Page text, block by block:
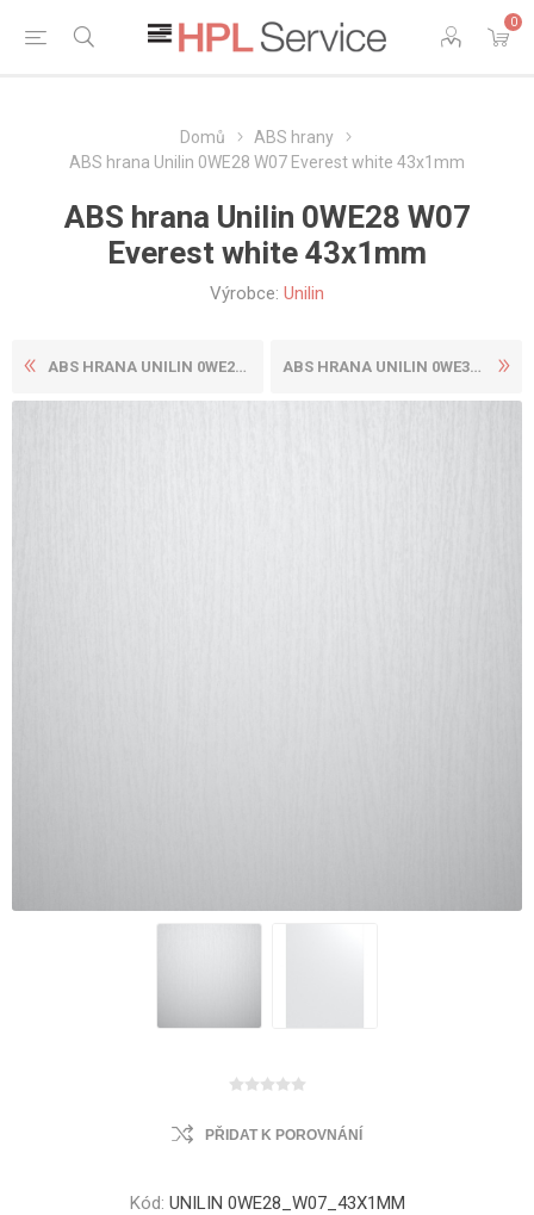
0
Domů
ABS hrany
ABS hrana Unilin 0WE28 W07 Everest white 43x1mm
ABS hrana Unilin 0WE28 W07
Everest white 43x1mm
Výrobce: Unilin
ABS HRANA UNILIN 0WE28 W07 ... ABS HRANA UNILIN 0WE31 BST ...
PŘIDAT K POROVNÁNÍ
Kód: UNILIN 0WE28_W07_43X1MM